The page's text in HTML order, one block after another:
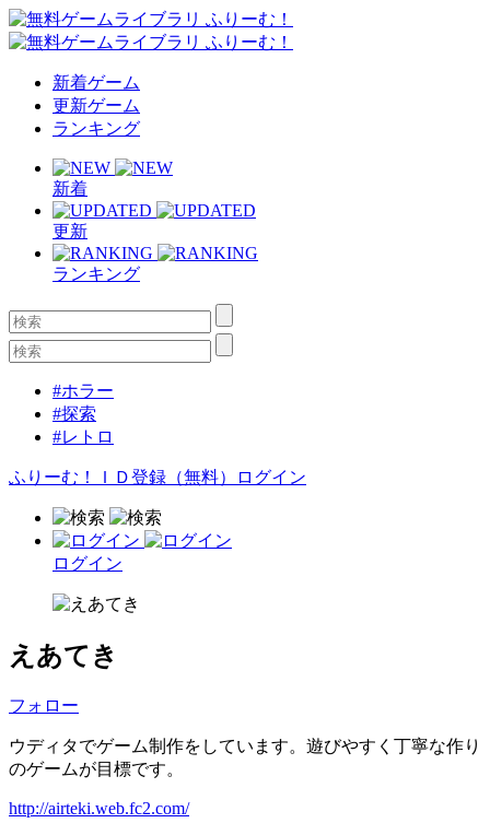
新着ゲーム
更新ゲーム
ランキング
新着
更新
ランキング
#ホラー
#探索
#レトロ
ふりーむ！ＩＤ登録（無料） ログイン
ログイン
えあてき
フォロー
ウディタでゲーム制作をしています。遊びやすく丁寧な作り
のゲームが目標です。
http://airteki.web.fc2.com/